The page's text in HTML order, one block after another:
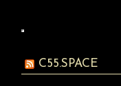
C55.SPACE